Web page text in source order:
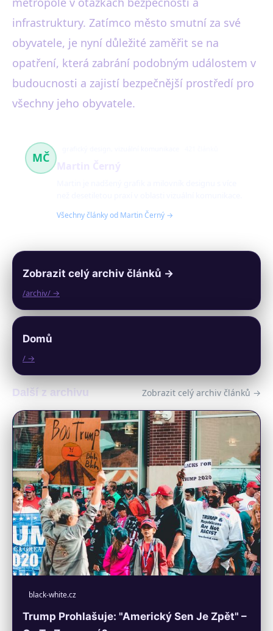
infrastruktury. Zatímco město smutní za své
obyvatele, je nyní důležité zaměřit se na
opatření, která zabrání podobným událostem v
budoucnosti a zajistí bezpečnější prostředí pro
všechny jeho obyvatele.
MČ
Všechny články od Martin Černý →
Zobrazit celý archiv článků →
/archiv/ →
Domů
/ →
Další z archivu Zobrazit celý archiv článků →
black-white.cz
Trump Prohlašuje: "Americký Sen Je Zpět" –